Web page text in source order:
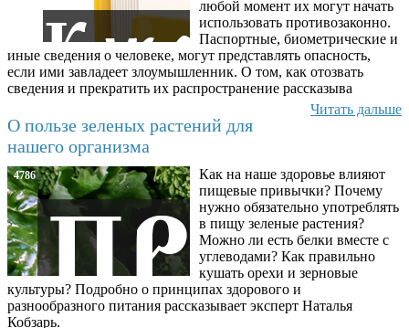
любой момент их могут начать
использовать противозаконно.
Паспортные, биометрические и
иные сведения о человеке, могут представлять опасность,
если ими завладеет злоумышленник. О том, как отозвать
сведения и прекратить их распространение рассказыва
Читать дальше
О пользе зеленых растений для
нашего организма
4786
Как на наше здоровье влияют
пищевые привычки? Почему
нужно обязательно употреблять
в пищу зеленые растения?
Можно ли есть белки вместе с
углеводами? Как правильно
кушать орехи и зерновые
культуры? Подробно о принципах здорового и
разнообразного питания рассказывает эксперт Наталья
Кобзарь.